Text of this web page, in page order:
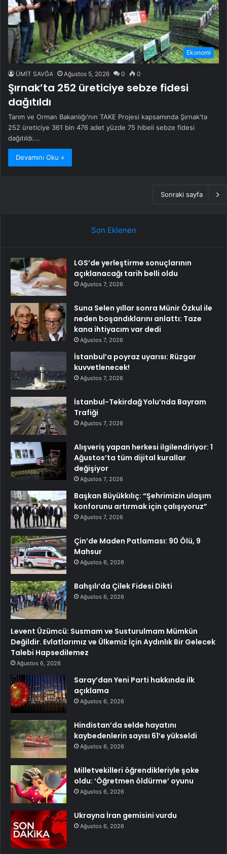
Ekonomi
ÜMİT SAVĞA Ağustos 5, 2026 0 0
Şırnak’ta 252 üreticiye sebze fidesi
dağıtıldı
Tarım ve Orman Bakanlığı'nın TAKE Projesi kapsamında Şırnak'ta
252 üreticiye 361 bin 476 adet yüzde 75 hibeli sebze fidesi
dağıtıldı.…
Devamını Oku »
Sonraki sayfa
Son Eklenen
LGS’de yerleştirme sonuçlarının
açıklanacağı tarih belli oldu
Ağustos 7, 2026
Suna Selen yıllar sonra Münir Özkul ile
neden boşandıklarını anlattı: Taze
kana ihtiyacım var dedi
Ağustos 7, 2026
İstanbul’a poyraz uyarısı: Rüzgar
kuvvetlenecek!
Ağustos 7, 2026
İstanbul-Tekirdağ Yolu’nda Bayram
Trafiği
Ağustos 7, 2026
Alışveriş yapan herkesi ilgilendiriyor: 1
Ağustos’ta tüm dijital kurallar
değişiyor
Ağustos 7, 2026
Başkan Büyükkılıç: “Şehrimizin ulaşım
konforunu artırmak için çalışıyoruz”
Ağustos 7, 2026
Çin’de Maden Patlaması: 90 Ölü, 9
Mahsur
Ağustos 6, 2026
Bahşılı’da Çilek Fidesi Dikti
Ağustos 6, 2026
Levent Üzümcü: Susmam ve Susturulmam Mümkün
Değildir. Evlatlarımız ve Ülkemiz İçin Aydınlık Bir Gelecek
Talebi Hapsedilemez
Ağustos 6, 2026
Saray’dan Yeni Parti hakkında ilk
açıklama
Ağustos 6, 2026
Hindistan’da selde hayatını
kaybedenlerin sayısı 61’e yükseldi
Ağustos 6, 2026
Milletvekilleri öğrendikleriyle şoke
oldu: ‘Öğretmen öldürme’ oyunu
Ağustos 6, 2026
Ukrayna İran gemisini vurdu
Ağustos 6, 2026